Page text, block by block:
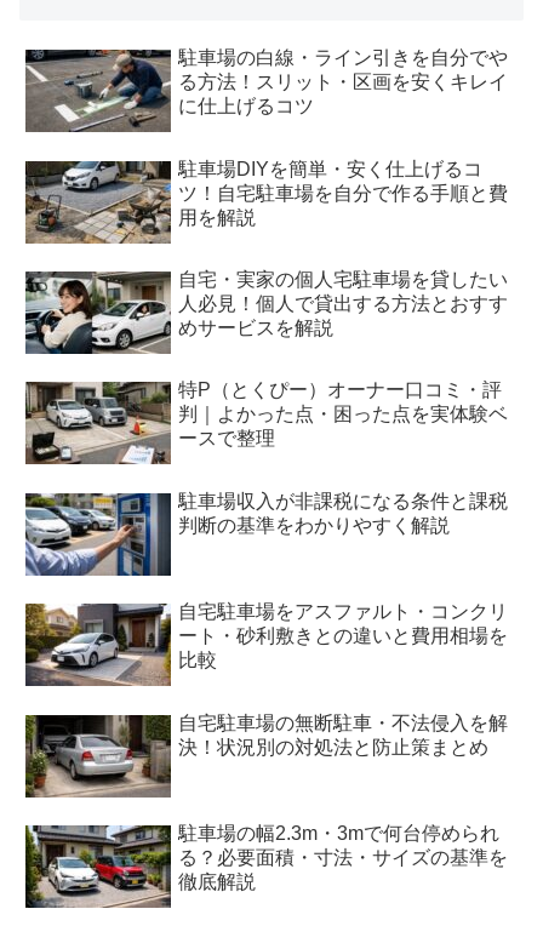
駐車場の白線・ライン引きを自分でや
る方法！スリット・区画を安くキレイ
に仕上げるコツ
駐車場DIYを簡単・安く仕上げるコ
ツ！自宅駐車場を自分で作る手順と費
用を解説
自宅・実家の個人宅駐車場を貸したい
人必見！個人で貸出する方法とおすす
めサービスを解説
特P（とくぴー）オーナー口コミ・評
判｜よかった点・困った点を実体験ベ
ースで整理
駐車場収入が非課税になる条件と課税
判断の基準をわかりやすく解説
自宅駐車場をアスファルト・コンクリ
ート・砂利敷きとの違いと費用相場を
比較
自宅駐車場の無断駐車・不法侵入を解
決！状況別の対処法と防止策まとめ
駐車場の幅2.3m・3mで何台停められ
る？必要面積・寸法・サイズの基準を
徹底解説